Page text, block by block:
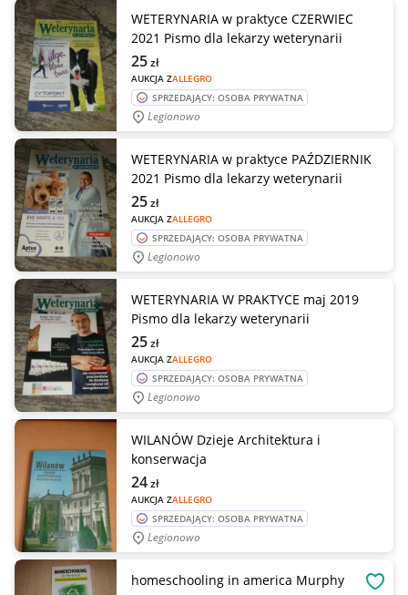
WETERYNARIA w praktyce CZERWIEC
2021 Pismo dla lekarzy weterynarii
AUKCJA ZALLEGRO
25zł
SPRZEDAJĄCY: OSOBA PRYWATNA
Legionowo
WETERYNARIA w praktyce PAŹDZIERNIK
2021 Pismo dla lekarzy weterynarii
AUKCJA ZALLEGRO
25zł
SPRZEDAJĄCY: OSOBA PRYWATNA
Legionowo
WETERYNARIA W PRAKTYCE maj 2019
Pismo dla lekarzy weterynarii
AUKCJA ZALLEGRO
25zł
SPRZEDAJĄCY: OSOBA PRYWATNA
Legionowo
WILANÓW Dzieje Architektura i
konserwacja
AUKCJA ZALLEGRO
24zł
SPRZEDAJĄCY: OSOBA PRYWATNA
Legionowo
homeschooling in america Murphy